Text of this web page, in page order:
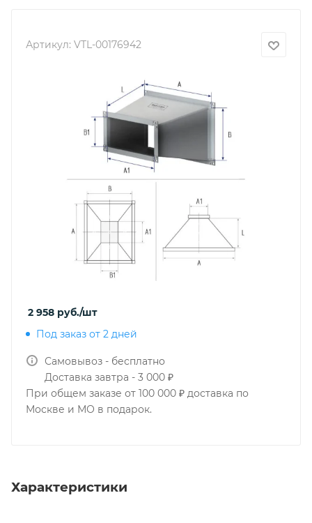
Артикул: VTL-00176942
2 958 руб./шт
Под заказ от 2 дней
Самовывоз - бесплатно
Доставка завтра - 3 000 ₽
При общем заказе от 100 000 ₽ доставка по
Москве и МО в подарок.
Характеристики